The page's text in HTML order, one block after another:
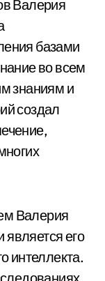
Валерия
базами
во всем
знаниям и
создал
Валерия
его
интеллекта.